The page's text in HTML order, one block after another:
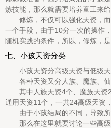
炼技能，那么就需要培养童工来给
修炼，不仅可以强化天资，而
一个手段，由于10分一次的操作
随机实践的条件，所以，修炼，
七、小孩天资分类
小孩天资分高级天资与低级天
各种天资又分人族、魔族、仙
其中人族天资4个、魔族天资2
通用天资11个，一共24高级天资
由于小孩结局的不同，导致所
那么在这里就要讨论一些高级